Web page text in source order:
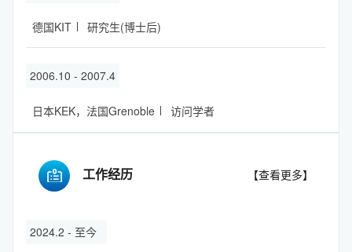
德国KIT 研究生(博士后)
2006.10 - 2007.4
日本KEK，法国Grenoble 访问学者
工作经历 【查看更多】
2024.2 - 至今